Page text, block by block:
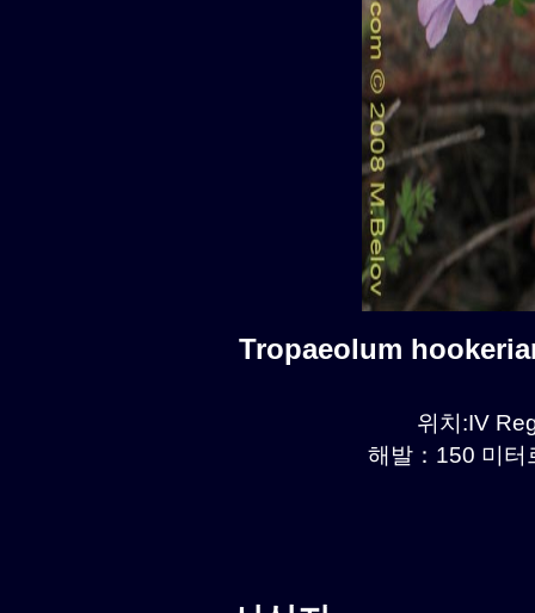
Tropaeolum
위치:IV
해발：150 미터